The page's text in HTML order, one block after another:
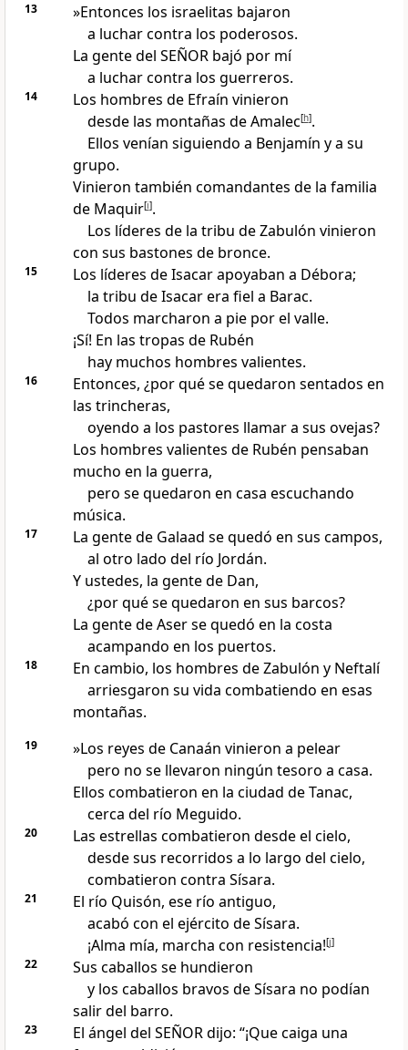
13
»Entonces los israelitas bajaron
a luchar contra los poderosos.
La gente del SEÑOR bajó por mí
a luchar contra los guerreros.
14
Los hombres de Efraín vinieron
desde las montañas de Amalec[h].
Ellos venían siguiendo a Benjamín y a su
grupo.
Vinieron también comandantes de la familia
de Maquir[i].
Los líderes de la tribu de Zabulón vinieron
con sus bastones de bronce.
15
Los líderes de Isacar apoyaban a Débora;
la tribu de Isacar era fiel a Barac.
Todos marcharon a pie por el valle.
¡Sí! En las tropas de Rubén
hay muchos hombres valientes.
16
Entonces, ¿por qué se quedaron sentados en
las trincheras,
oyendo a los pastores llamar a sus ovejas?
Los hombres valientes de Rubén pensaban
mucho en la guerra,
pero se quedaron en casa escuchando
música.
17
La gente de Galaad se quedó en sus campos,
al otro lado del río Jordán.
Y ustedes, la gente de Dan,
¿por qué se quedaron en sus barcos?
La gente de Aser se quedó en la costa
acampando en los puertos.
18
En cambio, los hombres de Zabulón y Neftalí
arriesgaron su vida combatiendo en esas
montañas.
19
»Los reyes de Canaán vinieron a pelear
pero no se llevaron ningún tesoro a casa.
Ellos combatieron en la ciudad de Tanac,
cerca del río Meguido.
20
Las estrellas combatieron desde el cielo,
desde sus recorridos a lo largo del cielo,
combatieron contra Sísara.
21
El río Quisón, ese río antiguo,
acabó con el ejército de Sísara.
¡Alma mía, marcha con resistencia![j]
22
Sus caballos se hundieron
y los caballos bravos de Sísara no podían
salir del barro.
23
El ángel del SEÑOR dijo: “¡Que caiga una